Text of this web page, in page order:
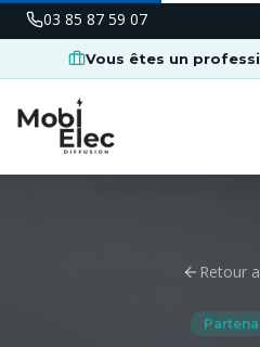
03 85 87 59 07
Vous êtes un
Retour